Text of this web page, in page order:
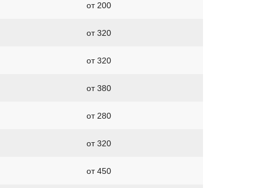
от 200
от 320
от 320
от 380
от 280
от 320
от 450